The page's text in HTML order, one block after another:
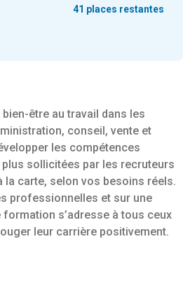
être au travail dans les
conseil, vente et
les compétences
sollicitées par les recruteurs
la carte, selon vos besoins réels.
professionnelles et sur une
s’adresse à tous ceux
leur carrière positivement.
41 places restantes